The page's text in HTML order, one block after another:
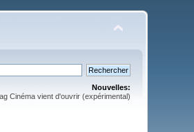
Nouvelles:
Cinéma vient d'ouvrir (expérimental)